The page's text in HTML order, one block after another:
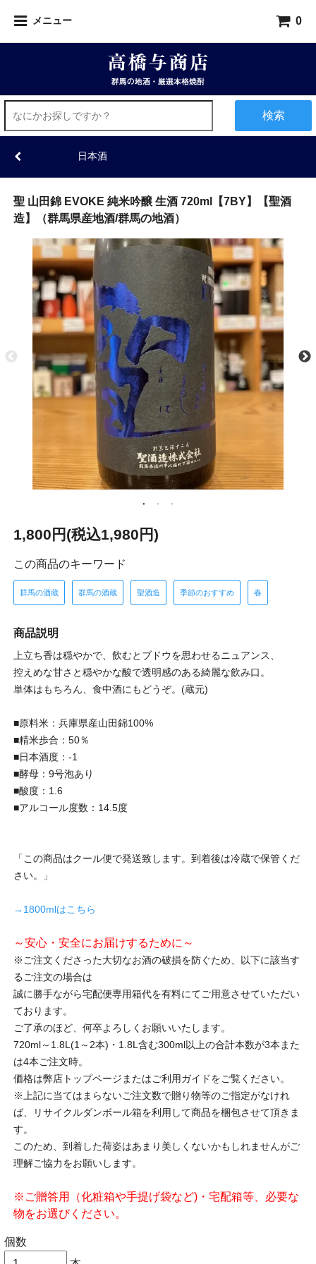
メニュー 0
検索
日本酒
聖 山田錦 EVOKE 純米吟醸 生酒 720ml【7BY】【聖酒
造】（群馬県産地酒/群馬の地酒）
1,800円(税込1,980円)
この商品のキーワード
群馬の酒蔵 群馬の酒蔵 聖酒造 季節のおすすめ 春
商品説明
上立ち香は穏やかで、飲むとブドウを思わせるニュアンス、
控えめな甘さと穏やかな酸で透明感のある綺麗な飲み口。
単体はもちろん、食中酒にもどうぞ。(蔵元)
■原料米：兵庫県産山田錦100%
■精米歩合：50％
■日本酒度：-1
■酵母：9号泡あり
■酸度：1.6
■アルコール度数：14.5度
「この商品はクール便で発送致します。到着後は冷蔵で保管くだ
さい。」
→1800mlはこちら
～安心・安全にお届けするために～
※ご注文くださった大切なお酒の破損を防ぐため、以下に該当す
るご注文の場合は
誠に勝手ながら宅配便専用箱代を有料にてご用意させていただい
ております。
ご了承のほど、何卒よろしくお願いいたします。
720ml～1.8L(1～2本)・1.8L含む300ml以上の合計本数が3本また
は4本ご注文時。
価格は弊店トップページまたはご利用ガイドをご覧ください。
※上記に当てはまらないご注文数で贈り物等のご指定がなけれ
ば、リサイクルダンボール箱を利用して商品を梱包させて頂きま
す。
このため、到着した荷姿はあまり美しくないかもしれませんがご
理解ご協力をお願いします。
※ご贈答用（化粧箱や手提げ袋など)・宅配箱等、必要な
物をお選びください。
個数